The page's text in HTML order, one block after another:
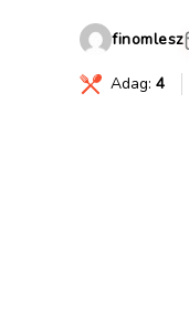
finomlesz
Adag: 4